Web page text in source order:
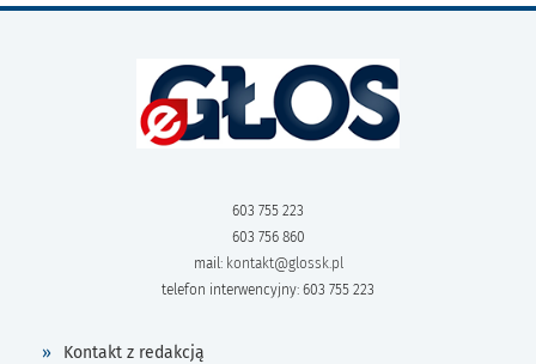
603 755 223
603 756 860
mail: kontakt@glossk.pl
telefon interwencyjny: 603 755 223
Kontakt z redakcją